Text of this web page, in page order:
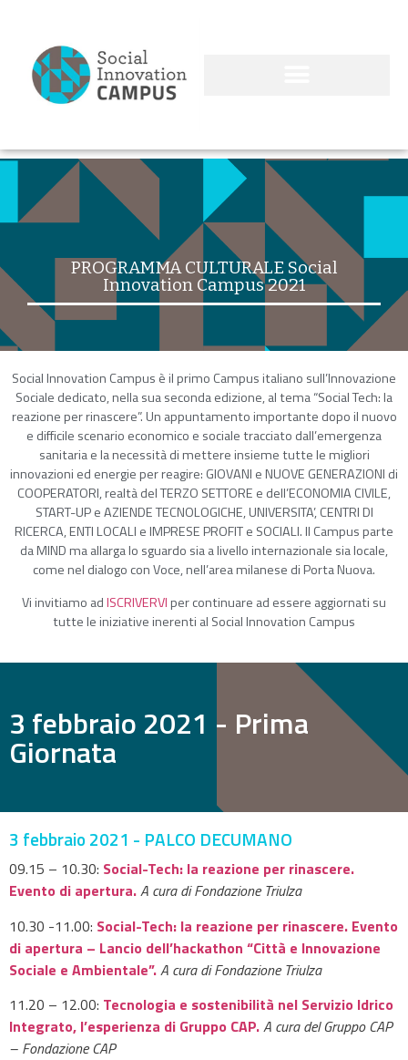
PROGRAMMA CULTURALE Social
Innovation Campus 2021
Social Innovation Campus è il primo Campus italiano sull’Innovazione
Sociale dedicato, nella sua seconda edizione, al tema “Social Tech: la
reazione per rinascere”. Un appuntamento importante dopo il nuovo
e difficile scenario economico e sociale tracciato dall’emergenza
sanitaria e la necessità di mettere insieme tutte le migliori
innovazioni ed energie per reagire: GIOVANI e NUOVE GENERAZIONI di
COOPERATORI, realtà del TERZO SETTORE e dell’ECONOMIA CIVILE,
START-UP e AZIENDE TECNOLOGICHE, UNIVERSITA’, CENTRI DI
RICERCA, ENTI LOCALI e IMPRESE PROFIT e SOCIALI. Il Campus parte
da MIND ma allarga lo sguardo sia a livello internazionale sia locale,
come nel dialogo con Voce, nell’area milanese di Porta Nuova.
Vi invitiamo adISCRIVERVIper continuare ad essere aggiornati su
tutte le iniziative inerenti al Social Innovation Campus
3 febbraio 2021 - Prima
Giornata
3 febbraio 2021 - PALCO DECUMANO
09.15 – 10.30: Social-Tech: la reazione per rinascere.
Evento di apertura.A cura di Fondazione Triulza
10.30 -11.00: Social-Tech: la reazione per rinascere. Evento
di apertura – Lancio dell’hackathon “Città e Innovazione
Sociale e Ambientale”.A cura di Fondazione Triulza
11.20 – 12.00: Tecnologia e sostenibilità nel Servizio Idrico
Integrato, l’esperienza di Gruppo CAP.A cura del Gruppo CAP
– Fondazione CAP